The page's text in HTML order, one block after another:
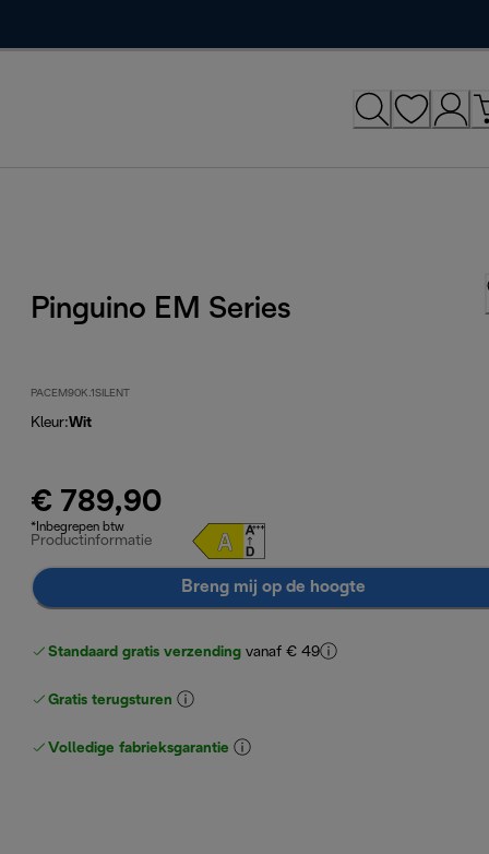
Pinguino EM Series
PACEM90K.1SILENT
Kleur:Wit
€ 789,90
*Inbegrepen btw
Productinformatie
Breng mij op de hoogte
Standaard gratis verzending vanaf € 49
Gratis terugsturen
Volledige fabrieksgarantie